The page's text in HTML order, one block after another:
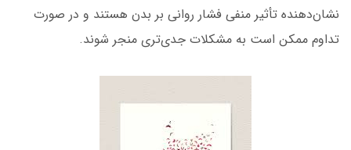
نشان‌دهنده تأثیر منفی فشار روانی بر بدن هستند و در صورت
تداوم ممکن است به مشکلات جدی‌تری منجر شوند.